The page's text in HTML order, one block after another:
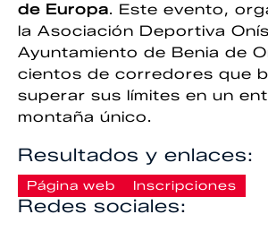
de Europa. Este evento,
la Asociación Deportiva
Ayuntamiento de Benia de
cientos de corredores que
superar sus límites en un
montaña único.
Resultados y enlaces:
Página web Inscripciones
Redes sociales: